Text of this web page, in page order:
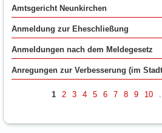
Amtsgericht Neunkirchen
Anmeldung zur Eheschließung
Anmeldungen nach dem Meldegesetz
Anregungen zur Verbesserung (im
1
2 3 4 5 6 7 8 9 10